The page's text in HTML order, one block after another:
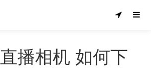
播相机 如何下